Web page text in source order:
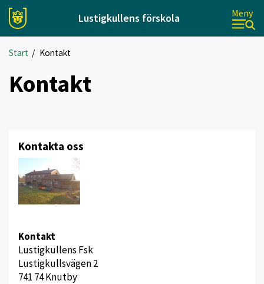
Lustigkullens förskola Meny
Start / Kontakt
Kontakt
Kontakta oss
Kontakt
Lustigkullens Fsk
Lustigkullsvägen 2
741 74 Knutby